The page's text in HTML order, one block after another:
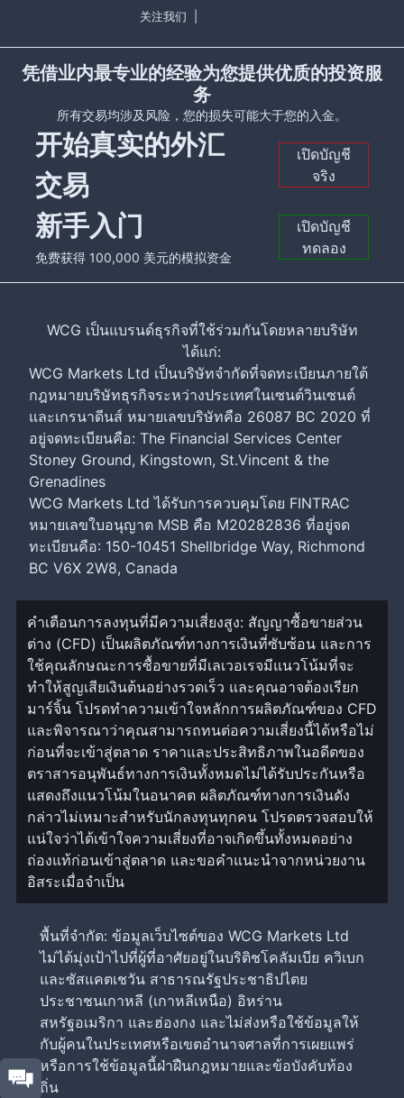
关注我们
凭借业内最专业的经验为您提供优质的投资服
务
所有交易均涉及风险，您的损失可能大于您的入金。
开始真实的外汇
交易
เปิดบัญชี
จริง
新手入门
免费获得 100,000 美元的模拟资金
เปิดบัญชี
ทดลอง
WCG เป็นแบรนด์ธุรกิจที่ใช้ร่วมกันโดยหลายบริษัท
ได้แก่:
WCG Markets Ltd เป็นบริษัทจำกัดที่จดทะเบียนภายใต้
กฎหมายบริษัทธุรกิจระหว่างประเทศในเซนต์วินเซนต์
และเกรนาดีนส์ หมายเลขบริษัทคือ 26087 BC 2020 ที่
อยู่จดทะเบียนคือ: The Financial Services Center
Stoney Ground, Kingstown, St.Vincent & the
Grenadines
WCG Markets Ltd ได้รับการควบคุมโดย FINTRAC
หมายเลขใบอนุญาต MSB คือ M20282836 ที่อยู่จด
ทะเบียนคือ: 150-10451 Shellbridge Way, Richmond
BC V6X 2W8, Canada
คำเตือนการลงทุนที่มีความเสี่ยงสูง: สัญญาซื้อขายส่วน
ต่าง (CFD) เป็นผลิตภัณฑ์ทางการเงินที่ซับซ้อน และการ
ใช้คุณลักษณะการซื้อขายที่มีเลเวอเรจมีแนวโน้มที่จะ
ทำให้สูญเสียเงินต้นอย่างรวดเร็ว และคุณอาจต้องเรียก
มาร์จิ้น โปรดทำความเข้าใจหลักการผลิตภัณฑ์ของ CFD
และพิจารณาว่าคุณสามารถทนต่อความเสี่ยงนี้ได้หรือไม่
ก่อนที่จะเข้าสู่ตลาด ราคาและประสิทธิภาพในอดีตของ
ตราสารอนุพันธ์ทางการเงินทั้งหมดไม่ได้รับประกันหรือ
แสดงถึงแนวโน้มในอนาคต ผลิตภัณฑ์ทางการเงินดัง
กล่าวไม่เหมาะสำหรับนักลงทุนทุกคน โปรดตรวจสอบให้
แน่ใจว่าได้เข้าใจความเสี่ยงที่อาจเกิดขึ้นทั้งหมดอย่าง
ถ่องแท้ก่อนเข้าสู่ตลาด และขอคำแนะนำจากหน่วยงาน
อิสระเมื่อจำเป็น
พื้นที่จำกัด: ข้อมูลเว็บไซต์ของ WCG Markets Ltd
ไม่ได้มุ่งเป้าไปที่ผู้ที่อาศัยอยู่ในบริติชโคลัมเบีย ควิเบก
และซัสแคตเชวัน สาธารณรัฐประชาธิปไตย
ประชาชนเกาหลี (เกาหลีเหนือ) อิหร่าน
สหรัฐอเมริกา และฮ่องกง และไม่ส่งหรือใช้ข้อมูลให้
กับผู้คนในประเทศหรือเขตอำนาจศาลที่การเผยแพร่
หรือการใช้ข้อมูลนี้ฝ่าฝืนกฎหมายและข้อบังคับท้อง
ถิ่น